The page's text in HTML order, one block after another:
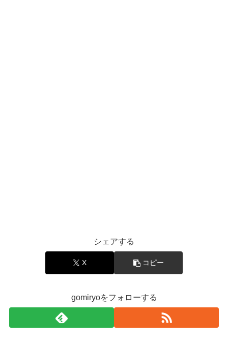
シェアする
X コピー
gomiryoをフォローする